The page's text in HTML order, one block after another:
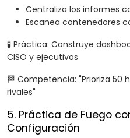
Centraliza los informes
Escanea contenedores
🧪 Práctica: Construye
CISO y ejecutivos
🏁 Competencia: "Prioriza 50
rivales"
5. Práctica de Fuego
Configuración